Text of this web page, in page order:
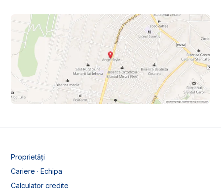
Proprietăți
Cariere · Echipa
Calculator credite